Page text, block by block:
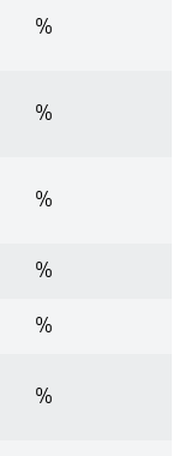
%
%
%
%
%
%